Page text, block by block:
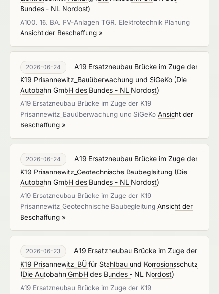
Bundes - NL Nordost)
A100, 16. BA, PV-Anlagen TGR, Elektrotechnik Planung
Ansicht der Beschaffung »
2026-06-24
A19 Ersatzneubau Brücke im Zuge der
K19 Prisannewitz_Bauüberwachung und SiGeKo (Die
Autobahn GmbH des Bundes - NL Nordost)
A19 Ersatzneubau Brücke im Zuge der K19
Prisannewitz_Bauüberwachung und SiGeKo Ansicht der
Beschaffung »
2026-06-24
A19 Ersatzneubau Brücke im Zuge der
K19 Prisannewitz_Geotechnische Baubegleitung (Die
Autobahn GmbH des Bundes - NL Nordost)
A19 Ersatzneubau Brücke im Zuge der K19
Prisannewitz_Geotechnische Baubegleitung Ansicht der
Beschaffung »
2026-06-23
A19 Ersatzneubau Brücke im Zuge der
K19 Prisannewitz_BÜ für Stahlbau und Korrosionsschutz
(Die Autobahn GmbH des Bundes - NL Nordost)
A19 Ersatzneubau Brücke im Zuge der K19